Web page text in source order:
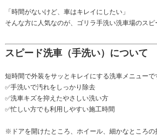
「時間がないけど、車はキレイにしたい」
そんな方に人気なのが、ゴリラ手洗い洗車場のスピ
スピード洗車（手洗い）について
短時間で外装をサッとキレイにする洗車メニューで
✅手洗いで汚れをしっかり除去
✅洗車キズを抑えたやさしい洗い方
✅忙しい方でも利用しやすい施工時間
※ドアを開けたところ、ホイール、細かなところの